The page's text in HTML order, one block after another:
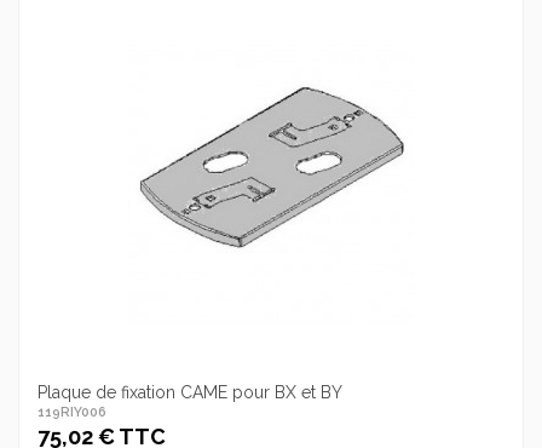
Plaque de fixation CAME pour BX et BY
119RIY006
75,02 € TTC